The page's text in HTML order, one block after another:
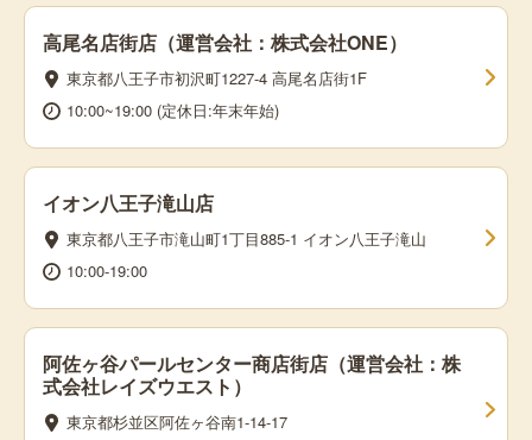
高尾名店街店（運営会社：株式会社ONE）
東京都八王子市初沢町1227-4 高尾名店街1F
10:00~19:00 (定休日:年末年始)
イオン八王子滝山店
東京都八王子市滝山町1丁目885-1 イオン八王子滝山
10:00-19:00
阿佐ヶ谷パールセンター商店街店（運営会社：株
式会社レイズウエスト）
東京都杉並区阿佐ヶ谷南1-14-17